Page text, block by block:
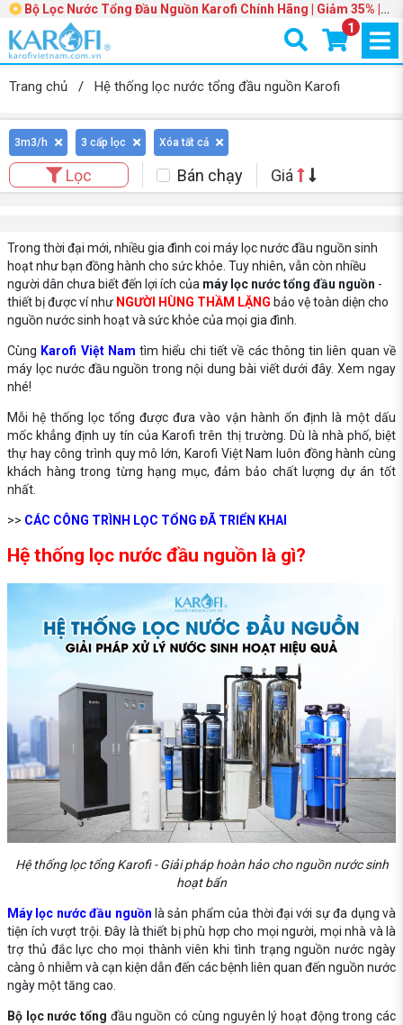
Bộ Lọc Nước Tổng Đầu Nguồn Karofi Chính Hãng | Giảm 35% |
Trang 3
1
Trang chủ / Hệ thống lọc nước tổng đầu nguồn Karofi
3m3/h 3 cấp lọc Xóa tất cả
Lọc Bán chạy Giá
Trong thời đại mới, nhiều gia đình coi máy lọc nước đầu nguồn sinh
hoạt như bạn đồng hành cho sức khỏe. Tuy nhiên, vẫn còn nhiều
người dân chưa biết đến lợi ích của máy lọc nước tổng đầu nguồn -
thiết bị được ví như NGƯỜI HÙNG THẦM LẶNG bảo vệ toàn diện cho
nguồn nước sinh hoạt và sức khỏe của mọi gia đình.
Cùng Karofi Việt Nam tìm hiểu chi tiết về các thông tin liên quan về
máy lọc nước đầu nguồn trong nội dung bài viết dưới đây. Xem ngay
nhé!
Mỗi hệ thống lọc tổng được đưa vào vận hành ổn định là một dấu
mốc khẳng định uy tín của Karofi trên thị trường. Dù là nhà phố, biệt
thự hay công trình quy mô lớn, Karofi Việt Nam luôn đồng hành cùng
khách hàng trong từng hạng mục, đảm bảo chất lượng dự án tốt
nhất.
>> CÁC CÔNG TRÌNH LỌC TỔNG ĐÃ TRIỂN KHAI
Hệ thống lọc nước đầu nguồn là gì?
Hệ thống lọc tổng Karofi - Giải pháp hoàn hảo cho nguồn nước sinh
hoạt bẩn
Máy lọc nước đầu nguồn là sản phẩm của thời đại với sự đa dụng và
tiện ích vượt trội. Đây là thiết bị phù hợp cho mọi người, mọi nhà và là
trợ thủ đắc lực cho mọi thành viên khi tình trạng nguồn nước ngày
càng ô nhiễm và cạn kiện dẫn đến các bệnh liên quan đến nguồn nước
ngày một tăng cao.
Bộ lọc nước tổng đầu nguồn có cùng nguyên lý hoạt động trong các